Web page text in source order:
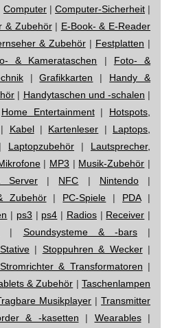
Computer | Computer-Sicherheit |
& Zubehör| E-Book- & E-Reader
& Zubehör| Festplatten |
& Kamerataschen | Foto- &
|Grafikkarten | Handy &
| Handytaschen und -schalen |
Home Entertainment| Hotspots,
| Kabel| Kartenleser | Laptops,
Laptopzubehör | Lautsprecher,
| MP3 | Musik-Zubehör |
Server| NFC | Nintendo|
Zubehör| PC-Spiele | PDA|
| ps3 | ps4 | Radios| Receiver |
| Soundsysteme & -bars|
Stative| Stoppuhren & Wecker|
Stromrichter & Transformatoren |
& Zubehör | Taschenlampen
Musikplayer | Transmitter
& -kasetten | Wearables|